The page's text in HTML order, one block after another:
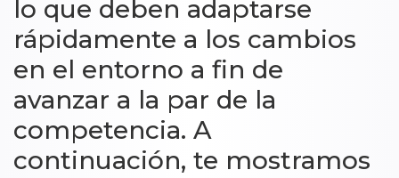
lo que deben adaptarse
rápidamente a los cambios
en el entorno a fin de
avanzar a la par de la
competencia. A
continuación, te mostramos